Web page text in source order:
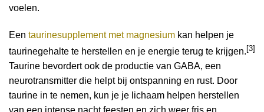
voelen.
Een taurinesupplement met magnesium kan helpen je
taurinegehalte te herstellen en je energie terug te krijgen. [3]
Taurine bevordert ook de productie van GABA, een
neurotransmitter die helpt bij ontspanning en rust. Door
taurine in te nemen, kun je je lichaam helpen herstellen